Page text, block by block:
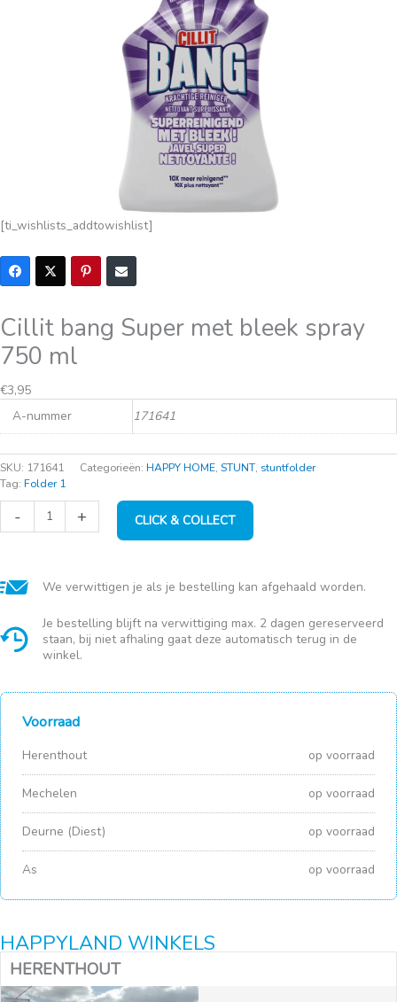
[ti_wishlists_addtowishlist]
Cillit bang Super met bleek spray
750 ml
€3,95
A-nummer
171641
SKU: 171641 Categorieën: HAPPY HOME, STUNT, stuntfolder
Tag: Folder 1
-
Cillit
bang
spray
aantal
+ CLICK & COLLECT
We verwittigen je als je bestelling kan afgehaald worden.
Je bestelling blijft na verwittiging max. 2 dagen gereserveerd
staan, bij niet afhaling gaat deze automatisch terug in de
winkel.
Voorraad
Herenthout op voorraad
Mechelen op voorraad
Deurne (Diest) op voorraad
As op voorraad
HAPPYLAND WINKELS
HERENTHOUT